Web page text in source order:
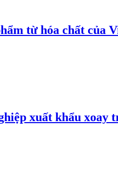
từ hóa chất
xuất khẩu xoay